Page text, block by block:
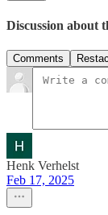
Discussion about
Comments
Henk Verhelst
Feb 17, 2025